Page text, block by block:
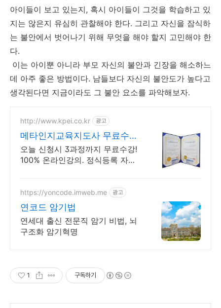
아이들이 보고 있는지, 혹시 아이들이 그것을 학습하고 있
지는 않은지 유심히 관찰해야 한다. 그리고 자신을 잠식하
는 불안에서 벗어나기 위해 무엇을 해야 할지 고민해야 한
다.
이는 아이뿐 아니라 부모 자신의 불안과 긴장을 해소하느
데 아주 좋은 방법이다. 남들보다 자신의 불안도가 높다고
생각된다면 지금이라도 그 불안 요소를 파악해보자.
http://www.kpei.co.kr 광고
메타인지교육지도사 무료수강
100% 온라인강의 무료수강
오늘 신청시 3과정까지 무료수강!
100% 온라인강의. 정식등록 자격
https://yoncode.imweb.me 광고
연코드 암기법
연세대 출신 전문직 암기 비법, 뇌
구조화 암기혁명
1 구독하기